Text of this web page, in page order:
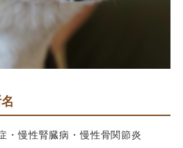
・慢性腎臓病・慢性骨関節炎